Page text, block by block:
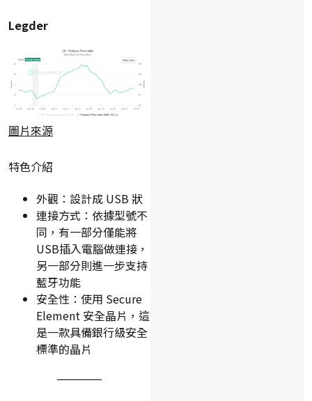
Legder
圖片來源
特色介紹
外觀：設計成 USB 狀
連接方式：依據型號不
同，有一部分僅能將
USB插入電腦做連接，
另一部分則進一步支持
藍牙功能
安全性：使用 Secure
Element 安全晶片，這
是一款具備銀行級安全
標準的晶片